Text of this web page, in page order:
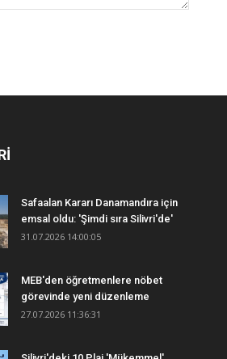
Safaalan Kararı Danamandıra için
emsal oldu: 'Şimdi sıra Silivri'de'
31.07.2026 14:00:05
MEB'den öğretmenlere nöbet
görevinde yeni düzenleme
27.07.2026 11:36:31